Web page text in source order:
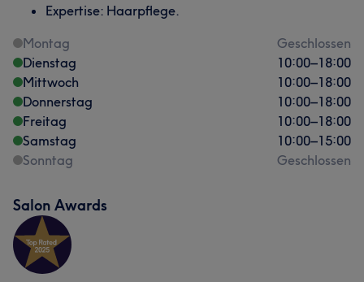
Expertise: Haarpflege.
Montag
Geschlossen
Dienstag
10:00–18:00
Mittwoch
10:00–18:00
Donnerstag
10:00–18:00
Freitag
10:00–18:00
Samstag
10:00–15:00
Sonntag
Geschlossen
Salon Awards